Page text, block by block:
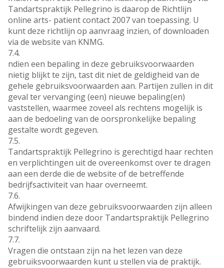
Tandartspraktijk Pellegrino is daarop de Richtlijn
online arts- patient contact 2007 van toepassing. U
kunt deze richtlijn op aanvraag inzien, of downloaden
via de website van KNMG.
7.4.
ndien een bepaling in deze gebruiksvoorwaarden
nietig blijkt te zijn, tast dit niet de geldigheid van de
gehele gebruiksvoorwaarden aan. Partijen zullen in dit
geval ter vervanging (een) nieuwe bepaling(en)
vaststellen, waarmee zoveel als rechtens mogelijk is
aan de bedoeling van de oorspronkelijke bepaling
gestalte wordt gegeven.
7.5.
Tandartspraktijk Pellegrino is gerechtigd haar rechten
en verplichtingen uit de overeenkomst over te dragen
aan een derde die de website of de betreffende
bedrijfsactiviteit van haar overneemt.
7.6.
Afwijkingen van deze gebruiksvoorwaarden zijn alleen
bindend indien deze door Tandartspraktijk Pellegrino
schriftelijk zijn aanvaard.
7.7.
Vragen die ontstaan zijn na het lezen van deze
gebruiksvoorwaarden kunt u stellen via de praktijk.